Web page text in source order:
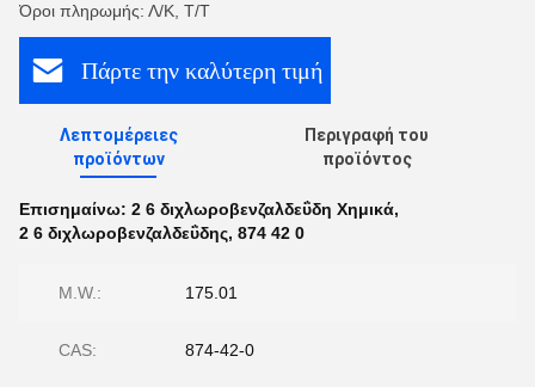
Όροι πληρωμής: Λ/Κ, Τ/Τ
Πάρτε την καλύτερη τιμή
Λεπτομέρειες
προϊόντων
Περιγραφή του
προϊόντος
Επισημαίνω: 2 6 διχλωροβενζαλδεΰδη Χημικά,
2 6 διχλωροβενζαλδεΰδης, 874 42 0
M.W.: 175.01
CAS: 874-42-0